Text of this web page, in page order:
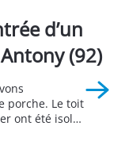
d’entrée. A
d’un
(92)
porche. Le toit
ont été isolés